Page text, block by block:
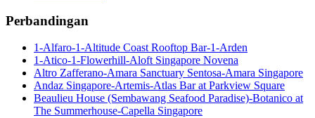
Perbandingan
1-Alfaro-1-Altitude Coast Rooftop Bar-1-Arden
1-Atico-1-Flowerhill-Aloft Singapore Novena
Altro Zafferano-Amara Sanctuary Sentosa-Amara Singapore
Andaz Singapore-Artemis-Atlas Bar at Parkview Square
Beaulieu House (Sembawang Seafood Paradise)-Botanico at
The Summerhouse-Capella Singapore